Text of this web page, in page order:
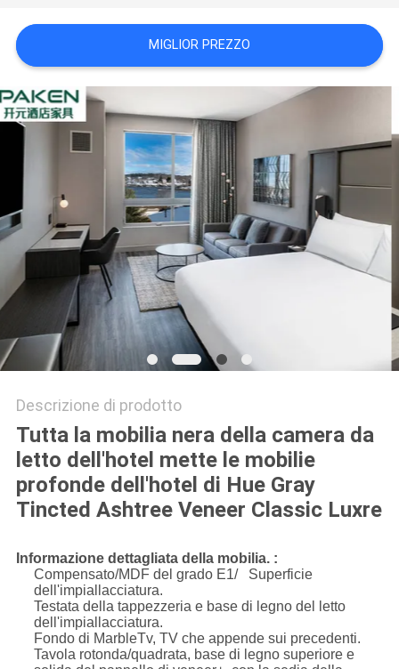
POLICY
MIGLIOR PREZZO
Descrizione di prodotto
Tutta la mobilia nera della camera da
letto dell'hotel mette le mobilie
profonde dell'hotel di Hue Gray
Tincted Ashtree Veneer Classic Luxre
Informazione dettagliata della mobilia. :
Compensato/MDF del grado E1/ Superficie
dell'impiallacciatura.
Testata della tappezzeria e base di legno del letto
dell'impiallacciatura.
Fondo di MarbleTv, TV che appende sui precedenti.
Tavola rotonda/quadrata, base di legno superiore e